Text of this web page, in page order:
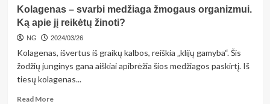
Kolagenas – svarbi medžiaga žmogaus organizmui.
Ką apie jį reikėtų žinoti?
NG 2024/03/26
Kolagenas, išvertus iš graikų kalbos, reiškia „klijų gamyba“. Šis
žodžių junginys gana aiškiai apibrėžia šios medžiagos paskirtį. Iš
tiesų kolagenas...
Read MoreRead